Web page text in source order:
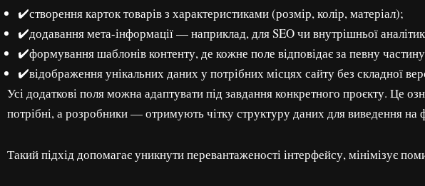
✔️створення карток товарів з характеристиками (розмір, колір, матеріал);
✔️додавання мета-інформації — наприклад, для SEO чи внутрішньої
✔️формування шаблонів контенту, де кожне поле відповідає за певну
✔️відображення унікальних даних у потрібних місцях сайту без складної
Усі додаткові поля можна адаптувати під завдання конкретного проєкту. Це
потрібні, а розробники — отримують чітку структуру даних для виведення на
Такий підхід допомагає уникнути перевантаженості інтерфейсу, мінімізує